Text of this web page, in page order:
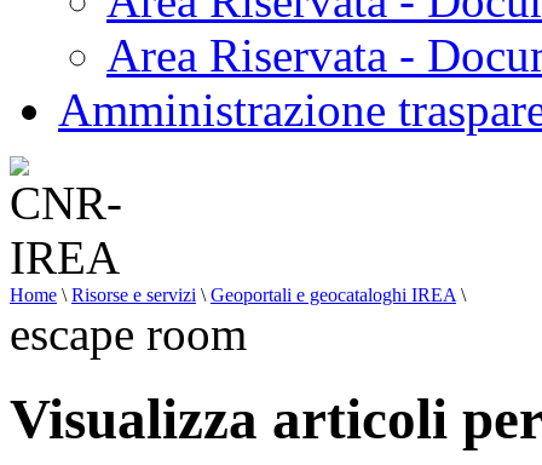
Area Riservata -
Amministrazione
Home \ Risorse e servizi \ Geoportali e geocataloghi IREA \
escape room
Visualizza articoli